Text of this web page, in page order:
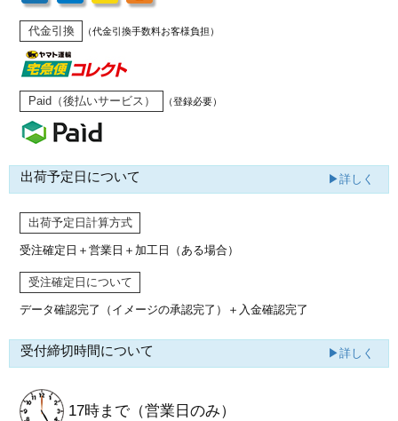
代金引換 （代金引換手数料お客様負担）
Paid（後払いサービス） （登録必要）
出荷予定日について ▶詳しく
出荷予定日計算方式
受注確定日＋営業日＋加工日（ある場合）
受注確定日について
データ確認完了（イメージの承認完了） ＋入金確認完了
受付締切時間について ▶詳しく
17時まで （営業日のみ）